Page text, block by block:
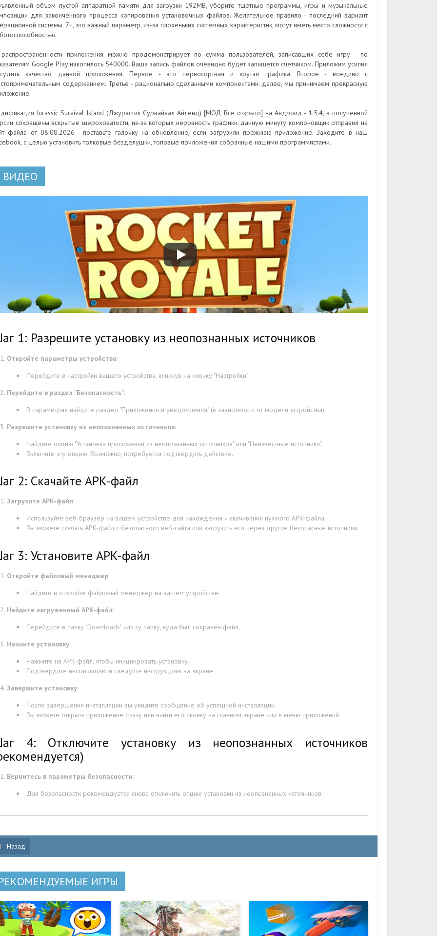
объем пустой аппаратной памяти для загрузки 192MB, уберите тщетные программы, игры и музыкальные
для законченного процесса копирования установочных файлов. Желательное правило - последний вариант
системы. 7+, это важный параметр, из-за плохеньких системных характеристик, могут иметь место сложности с
приложения можно продемонстрирует по сумма пользователей, записавших себе игру - по
Google Play накопилось 540000. Ваша запись файлов очевидно будет запишется счетчиком. Приложим усилия
качество данной приложения. Первое - это первосортная и крутая графика. Второе - воедино с
содержанием. Третье - рационально сделанными компонентами. далее, мы принимаем прекрасную
Jurassic Survival Island (Джурастик Сурвайвал Айленд) [МОД Все открыто] на Андроид - 1.5.4, в полученной
сокращены вскрытые шероховатости, из-за которых неровность графики. данную минуту компоновщик отправил на
файла от 08.08.2026 - поставьте галочку на обновление, если загрузили прежнюю приложение. Заходите в наш
с целью установить толковые безделушки, топовые приложения собранные нашими программистами.
ВИДЕО
1: Разрешите установку из неопознанных источников
Откройте параметры устройства:
Перейдите в настройки вашего устройства, кликнув на иконку "Настройки".
Перейдите в раздел "Безопасность":
В параметрах найдите раздел "Приложения и уведомления" (в зависимости от модели устройства).
Разрешите установку из неопознанных источников:
Найдите опцию "Установка приложений из неопознанных источников" или "Неизвестные источники".
Включите эту опцию. Возможно, потребуется подтвердить действие.
2: Скачайте APK-файл
Загрузите APK-файл:
Используйте веб-браузер на вашем устройстве для нахождения и скачивания нужного APK-файла.
Вы можете скачать APK-файл с безопасного веб-сайта или загрузить его через другие безопасные источники.
3: Установите APK-файл
Откройте файловый менеджер:
Найдите и откройте файловый менеджер на вашем устройстве.
Найдите загруженный APK-файл:
Перейдите в папку "Downloads" или ту папку, куда был сохранён файл.
Начните установку:
Нажмите на APK-файл, чтобы инициировать установку.
Подтвердите инсталляцию и следуйте инструкциям на экране.
Завершите установку:
После завершения инсталляции вы увидите сообщение об успешной инсталляции.
Вы можете открыть приложение сразу или найти его иконку на главном экране или в меню приложений.
4: Отключите установку из неопознанных источников
Вернитесь в параметры безопасности:
Для безопасности рекомендуется снова отключить опцию установки из неопознанных источников.
Назад
ИГРЫ